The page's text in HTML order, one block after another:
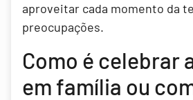
aproveitar cada momento da
preocupações.
Como é celebrar
em família ou